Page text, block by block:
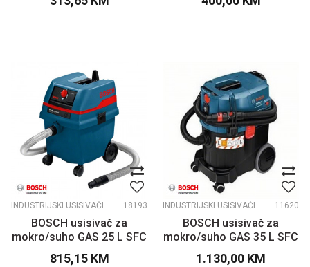
INDUSTRIJSKI USISIVAČI 18193
BOSCH usisivač za
mokro/suho GAS 25 L SFC
Professional
815,15 KM
INDUSTRIJSKI USISIVAČI 11620
BOSCH usisivač za
mokro/suho GAS 35 L SFC
Professional
1.130,00 KM